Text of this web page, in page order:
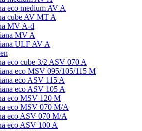
eco medium AV A
cube AV MT A
MV A-d
MV A
ULF AV A
eco cube 3/2 ASV 070 A
eco MSV 095/105/115 M
eco ASV 115 A
eco ASV 105 A
eco MSV 120 M
eco MSV 070 M/A
eco ASV 070 M/A
eco ASV 100 A